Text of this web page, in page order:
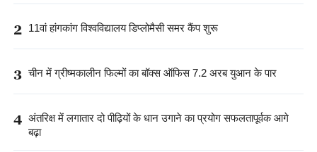
2 11वां हांगकांग विश्वविद्यालय डिप्लोमैसी समर कैंप शुरू
3 चीन में ग्रीष्मकालीन फिल्मों का बॉक्स ऑफिस 7.2 अरब युआन के पार
4 अंतरिक्ष में लगातार दो पीढ़ियों के धान उगाने का प्रयोग सफलतापूर्वक आगे
बढ़ा